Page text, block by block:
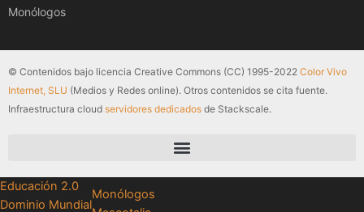
Monólogos
© Contenidos bajo licencia Creative Commons (CC) 1995-2022 Color Vivo
Internet, SLU (Medios y Redes online). Otros contenidos se cita fuente.
Infraestructura cloud servidores dedicados de Stackscale.
Educación 2.0
Dominio Mundial
Monólogos